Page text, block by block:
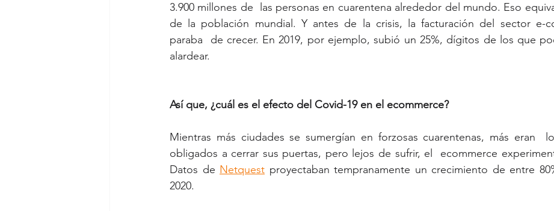
3.900 millones de  las personas en cuarentena alrededor del mundo. Eso
de la población mundial. Y antes de la crisis, la facturación del sector e-
paraba  de crecer. En 2019, por ejemplo, subió un 25%, dígitos de los que
alardear.
Así que, ¿cuál es el efecto del Covid-19 en el ecommerce?
Mientras más ciudades se sumergían en forzosas cuarentenas, más eran
obligados a cerrar sus puertas, pero lejos de sufrir, el  ecommerce
Datos de Netquest proyectaban tempranamente un crecimiento de entre
2020.